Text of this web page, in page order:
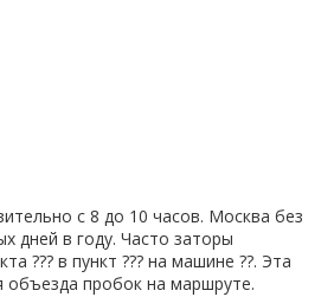
с 8 до 10 часов. Москва без
дней в году. Часто заторы
??? в пункт ??? на машине ??. Эта
объезда пробок на маршруте.